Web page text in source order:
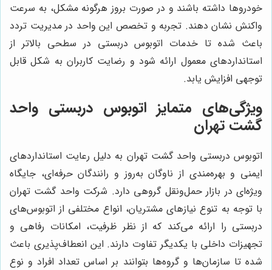
خودروها داشته باشند و در صورت بروز هرگونه مشکل، به سرعت
واکنش نشان دهند. تجربه و تخصص این واحد در مدیریت تردد
باعث شده تا خدمات اتوبوس دربستی در سطحی بالاتر از
استانداردهای معمول ارائه شود و رضایت کاربران به شکل قابل
توجهی افزایش یابد.
ویژگی‌های متمایز اتوبوس دربستی واحد
گشت تهران
اتوبوس دربستی واحد گشت تهران به دلیل رعایت استانداردهای
ایمنی و بهره‌مندی از ناوگان به‌روز و رانندگان حرفه‌ای، جایگاه
ویژه‌ای در بازار حمل‌ونقل گروهی دارد. شرکت واحد گشت تهران
با توجه به تنوع نیازهای مشتریان، انواع مختلفی از اتوبوس‌های
دربستی را ارائه می‌کند که از نظر ظرفیت، امکانات رفاهی و
تجهیزات داخلی با یکدیگر تفاوت دارند. این انعطاف‌پذیری باعث
شده تا سازمان‌ها و گروه‌ها بتوانند بر اساس تعداد افراد و نوع